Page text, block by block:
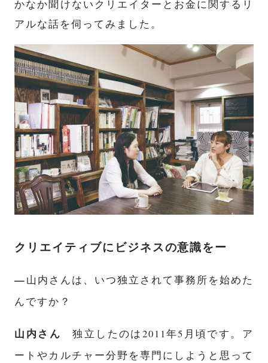
かなか聞けないクリエイターとお金に関するリ
アルな話を伺ってみました。
クリエイティブにビジネスの意識をー
—山内さんは、いつ独立されて事務所を始めた
んですか？
山内さん 独立したのは2011年5月頃です。ア
ートやカルチャー分野を専門にしようと思って